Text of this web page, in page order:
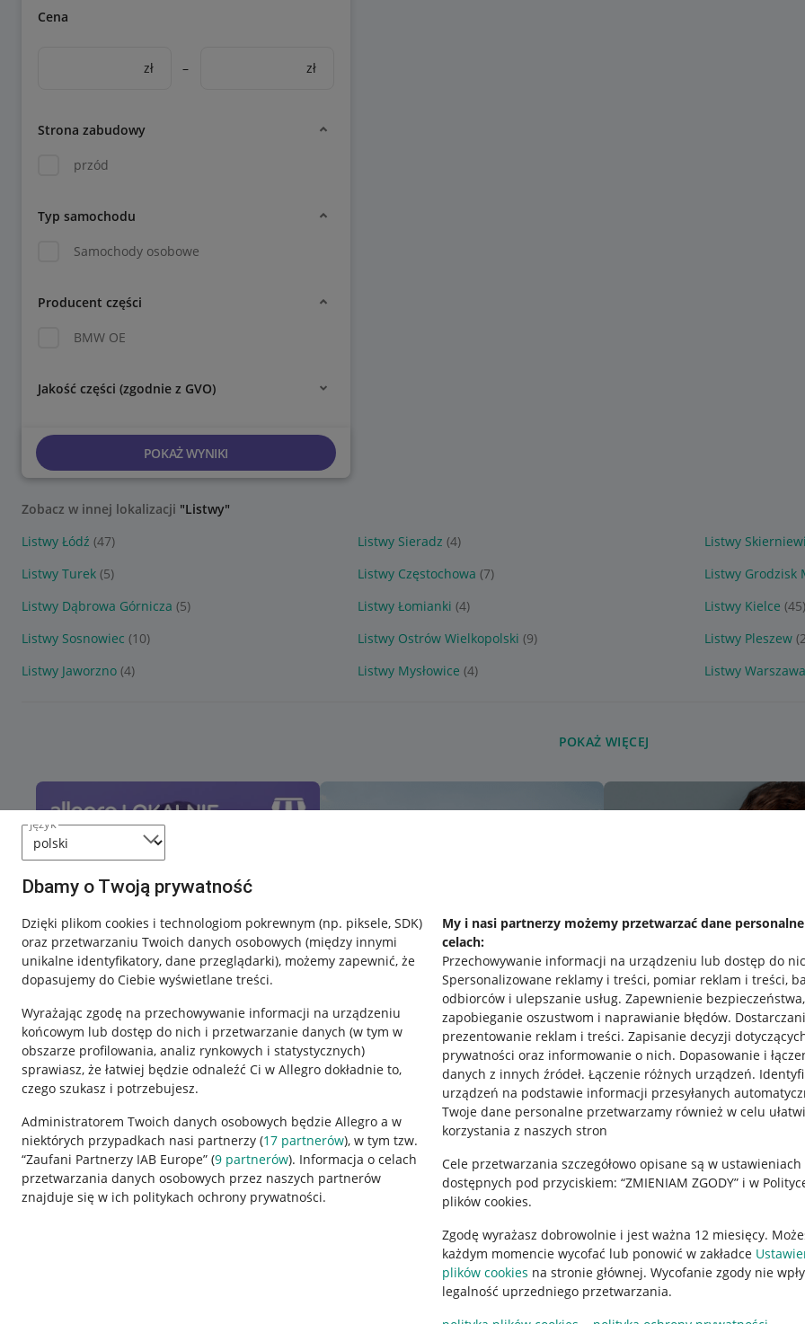
język
Dbamy o Twoją prywatność
Dzięki plikom cookies i technologiom pokrewnym (np. piksele, SDK)
oraz przetwarzaniu Twoich danych osobowych (między innymi
unikalne identyfikatory, dane przeglądarki), możemy zapewnić, że
dopasujemy do Ciebie wyświetlane treści.
Wyrażając zgodę na przechowywanie informacji na urządzeniu
końcowym lub dostęp do nich i przetwarzanie danych (w tym w
obszarze profilowania, analiz rynkowych i statystycznych)
sprawiasz, że łatwiej będzie odnaleźć Ci w Allegro dokładnie to,
czego szukasz i potrzebujesz.
Administratorem Twoich danych osobowych będzie Allegro a w
niektórych przypadkach nasi partnerzy (17 partnerów), w tym tzw.
“Zaufani Partnerzy IAB Europe” (9 partnerów). Informacja o celach
przetwarzania danych osobowych przez naszych partnerów
znajduje się w ich politykach ochrony prywatności.
My i nasi partnerzy możemy przetwarzać dane
celach:
Przechowywanie informacji na urządzeniu lub dostęp do
Spersonalizowane reklamy i treści, pomiar reklam i treści,
odbiorców i ulepszanie usług. Zapewnienie bezpieczeństwa,
zapobieganie oszustwom i naprawianie błędów.
prezentowanie reklam i treści. Zapisanie decyzji
prywatności oraz informowanie o nich. Dopasowanie i
danych z innych źródeł. Łączenie różnych urządzeń.
urządzeń na podstawie informacji przesyłanych
Twoje dane personalne przetwarzamy również w celu
korzystania z naszych stron
Cele przetwarzania szczegółowo opisane są w ustawieniach
dostępnych pod przyciskiem: “ZMIENIAM ZGODY” i w
plików cookies.
Zgodę wyrażasz dobrowolnie i jest ważna 12 miesięcy.
każdym momencie wycofać lub ponowić w zakładce
plików cookies na stronie głównej. Wycofanie zgody nie
legalność uprzedniego przetwarzania.
Cena
zł – zł
Strona zabudowy
przód
Typ samochodu
Samochody osobowe
Producent części
BMW OE
Jakość części (zgodnie z GVO)
POKAŻ WYNIKI
Zobacz w innej lokalizacji "Listwy"
Listwy Łódź (47) Listwy Sieradz (4) Listwy
Listwy Turek (5) Listwy Częstochowa (7) Listwy Grodzisk
Listwy Dąbrowa Górnicza (5) Listwy Łomianki (4) Listwy Kielce (45)
Listwy Sosnowiec (10) Listwy Ostrów Wielkopolski (9) Listwy Pleszew
Listwy Jaworzno (4) Listwy Mysłowice (4) Listwy Warszawa
POKAŻ WIĘCEJ
Przydatne informacje
Jak to działa
Napisz do nas
Allegro Gadane dla sprzedających
Regulamin
Polityka plików "cookies"
Ustawienia plików "cookies"
Udostępnianie lokalizacji
Informacje dla Aktu o Usługach Cyfrowych
Pobierz aplikację